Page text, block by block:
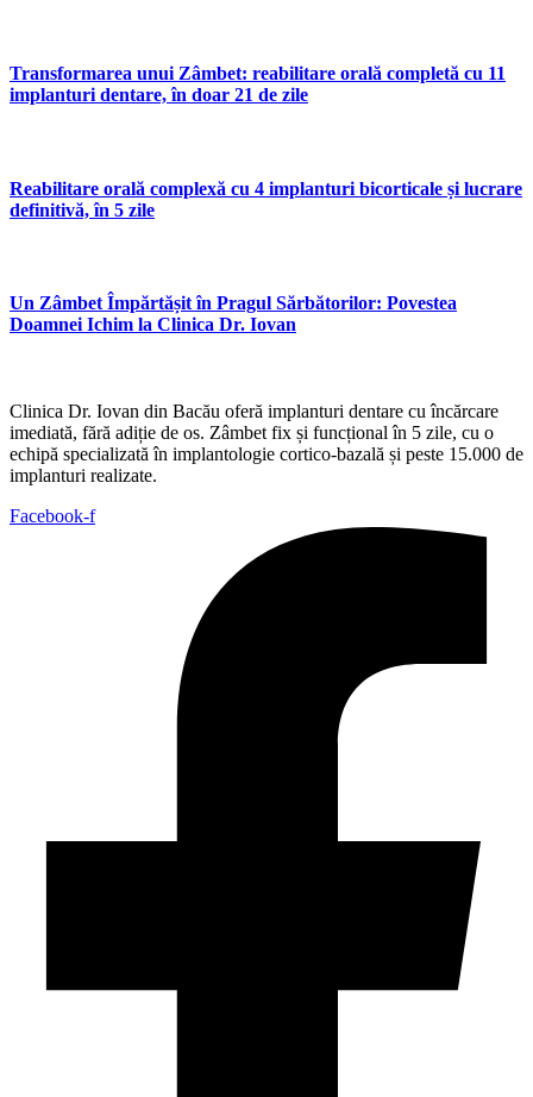
Transformarea unui Zâmbet: reabilitare orală completă cu 11
implanturi dentare, în doar 21 de zile
Reabilitare orală complexă cu 4 implanturi bicorticale și lucrare
definitivă, în 5 zile
Un Zâmbet Împărtășit în Pragul Sărbătorilor: Povestea
Doamnei Ichim la Clinica Dr. Iovan
Clinica Dr. Iovan din Bacău oferă implanturi dentare cu încărcare
imediată, fără adiție de os. Zâmbet fix și funcțional în 5 zile, cu o
echipă specializată în implantologie cortico-bazală și peste 15.000 de
implanturi realizate.
Facebook-f